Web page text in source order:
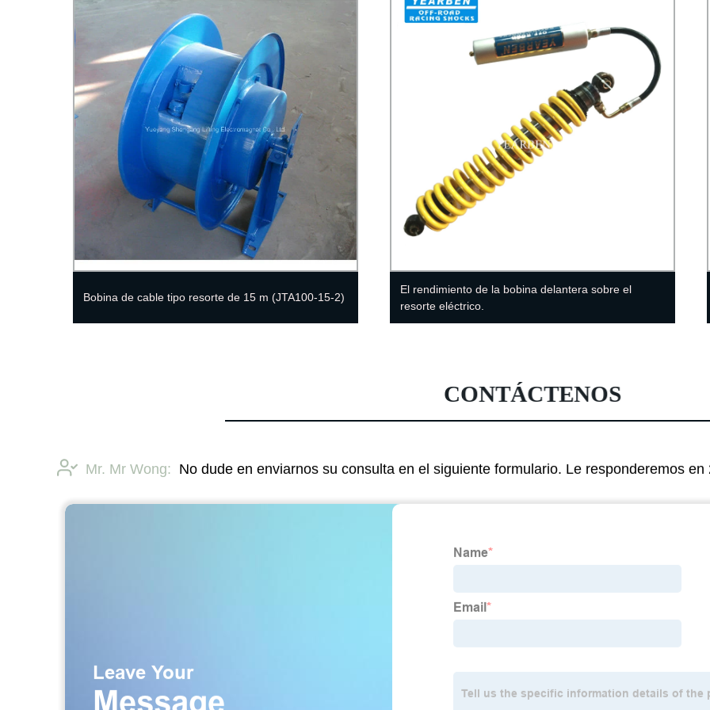
Bobina de cable tipo resorte de 15 m (JTA100-15-2)
El rendimiento de la bobina delantera sobre el
resorte eléctrico.
CONTÁCTENOS
Mr. Mr Wong: No dude en enviarnos su consulta en el siguiente formulario. Le responderemos en